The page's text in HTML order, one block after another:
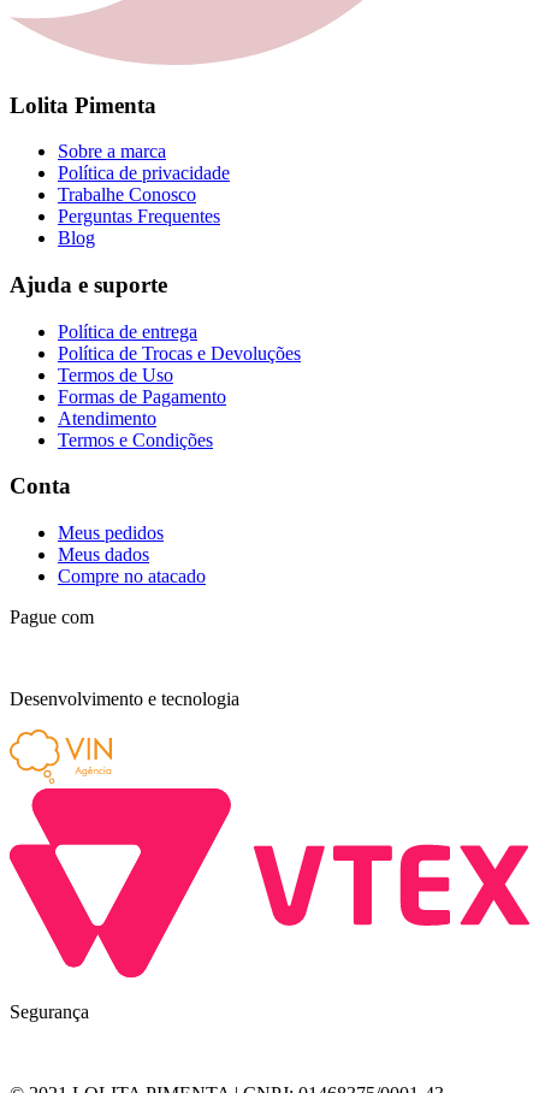
Lolita Pimenta
Sobre a marca
Política de privacidade
Trabalhe Conosco
Perguntas Frequentes
Blog
Ajuda e suporte
Política de entrega
Política de Trocas e Devoluções
Termos de Uso
Formas de Pagamento
Atendimento
Termos e Condições
Conta
Meus pedidos
Meus dados
Compre no atacado
Pague com
Desenvolvimento e tecnologia
Segurança